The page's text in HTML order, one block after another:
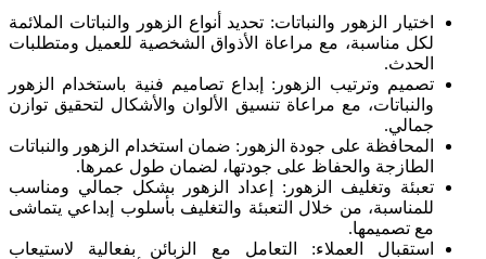
اختيار الزهور والنباتات: تحديد أنواع الزهور والنباتات الملائمة
لكل مناسبة، مع مراعاة الأذواق الشخصية للعميل ومتطلبات
الحدث.
تصميم وترتيب الزهور: إبداع تصاميم فنية باستخدام الزهور
والنباتات، مع مراعاة تنسيق الألوان والأشكال لتحقيق توازن
جمالي.
المحافظة على جودة الزهور: ضمان استخدام الزهور والنباتات
الطازجة والحفاظ على جودتها، لضمان طول عمرها.
تعبئة وتغليف الزهور: إعداد الزهور بشكل جمالي ومناسب
للمناسبة، من خلال التعبئة والتغليف بأسلوب إبداعي يتماشى
مع تصميمها.
استقبال العملاء: التعامل مع الزبائن بفعالية لاستيعاب